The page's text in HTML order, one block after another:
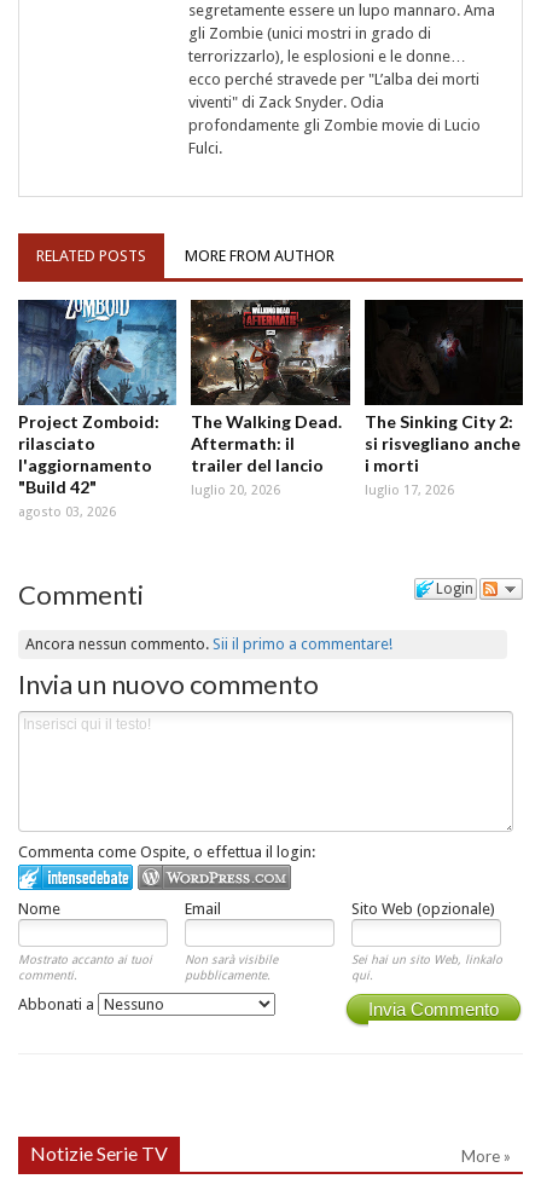
segretamente essere un lupo mannaro. Ama
gli Zombie (unici mostri in grado di
terrorizzarlo), le esplosioni e le donne…
ecco perché stravede per "L’alba dei morti
viventi" di Zack Snyder. Odia
profondamente gli Zombie movie di Lucio
Fulci.
RELATED POSTS MORE FROM AUTHOR
Project Zomboid:
rilasciato
l'aggiornamento
"Build 42"
agosto 03, 2026
The Walking Dead.
Aftermath: il
trailer del lancio
luglio 20, 2026
The Sinking City 2:
si risvegliano anche
i morti
luglio 17, 2026
Login
Commenti
Ancora nessun commento.Sii il primo a commentare!
Invia un nuovo commento
Commenta come Ospite, o effettua il login:
Nome Email Sito Web (opzionale)
Mostrato accanto ai tuoi
commenti.
Non sarà visibile
pubblicamente.
Sei hai un sito Web, linkalo
qui.
Invia Commento
Abbonati a
Notizie Serie TV More »